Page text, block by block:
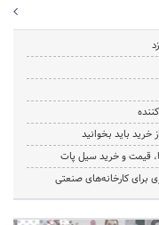
خرید باید بخوانید
قیمت و خرید سیل پات
برای کارخانه‌های صنعتی